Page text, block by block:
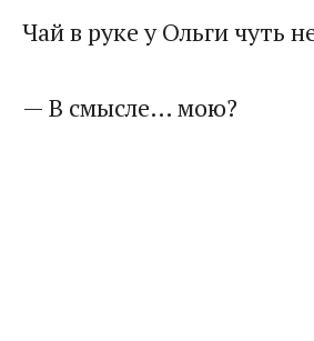
Чай в руке у Ольги чуть
— В смысле… мою?